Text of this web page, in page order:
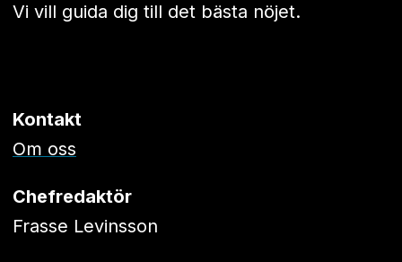
Vi vill guida dig till det bästa nöjet.
Kontakt
Om oss
Chefredaktör
Frasse Levinsson